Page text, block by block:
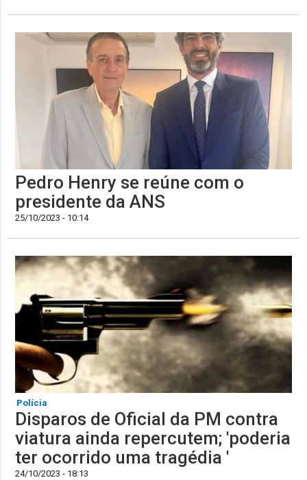
Pedro Henry se reúne com o
presidente da ANS
25/10/2023 - 10:14
Polícia
Disparos de Oficial da PM contra
viatura ainda repercutem; 'poderia
ter ocorrido uma tragédia '
24/10/2023 - 18:13